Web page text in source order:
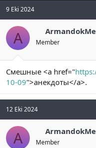
9 Eki 2024
A Member
Смешные <a href="
10-09">анекдоты</a>.
12 Eki 2024
A Member